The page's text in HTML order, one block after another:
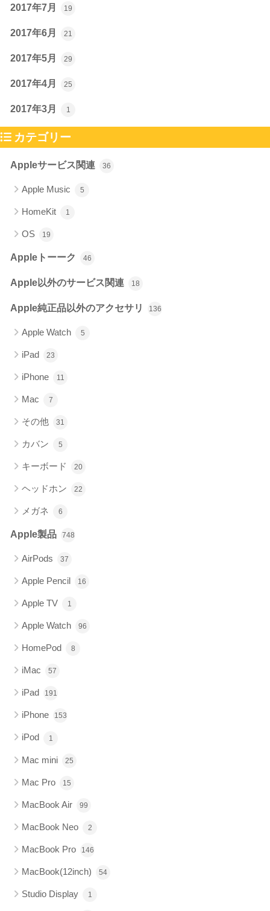
2017年7月 19
2017年6月 21
2017年5月 29
2017年4月 25
2017年3月 1
カテゴリー
Appleサービス関連 36
Apple Music 5
HomeKit 1
OS 19
Appleトーーク 46
Apple以外のサービス関連 18
Apple純正品以外のアクセサリ 136
Apple Watch 5
iPad 23
iPhone 11
Mac 7
その他 31
カバン 5
キーボード 20
ヘッドホン 22
メガネ 6
Apple製品 748
AirPods 37
Apple Pencil 16
Apple TV 1
Apple Watch 96
HomePod 8
iMac 57
iPad 191
iPhone 153
iPod 1
Mac mini 25
Mac Pro 15
MacBook Air 99
MacBook Neo 2
MacBook Pro 146
MacBook(12inch) 54
Studio Display 1